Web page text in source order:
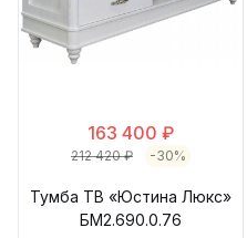
163 400 ₽
212 420 ₽ -30%
Тумба ТВ «Юстина Люкс»
БМ2.690.0.76